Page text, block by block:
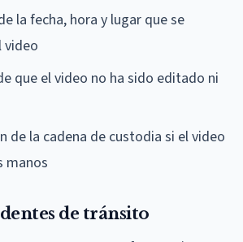
la fecha, hora y lugar que se
video
que el video no ha sido editado ni
de la cadena de custodia si el video
manos
de tránsito